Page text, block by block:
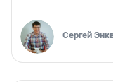
Сергей